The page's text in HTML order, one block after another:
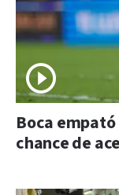
Boca empató
chance de